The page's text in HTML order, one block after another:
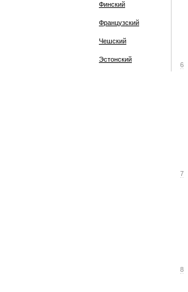
Финский
Французский
Чешский
Эстонский
6
7
8